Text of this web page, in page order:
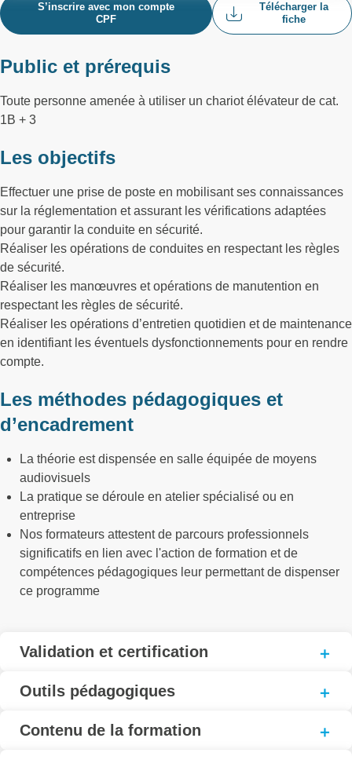
S’inscrire avec mon compte
CPF
Télécharger la
fiche
Public et prérequis
Toute personne amenée à utiliser un chariot élévateur de cat.
1B + 3
Les objectifs
Effectuer une prise de poste en mobilisant ses connaissances
sur la réglementation et assurant les vérifications adaptées
pour garantir la conduite en sécurité.
Réaliser les opérations de conduites en respectant les règles
de sécurité.
Réaliser les manœuvres et opérations de manutention en
respectant les règles de sécurité.
Réaliser les opérations d’entretien quotidien et de maintenance
en identifiant les éventuels dysfonctionnements pour en rendre
compte.
Les méthodes pédagogiques et
d’encadrement
La théorie est dispensée en salle équipée de moyens
audiovisuels
La pratique se déroule en atelier spécialisé ou en
entreprise
Nos formateurs attestent de parcours professionnels
significatifs en lien avec l'action de formation et de
compétences pédagogiques leur permettant de dispenser
ce programme
Validation et certification
Outils pédagogiques
Contenu de la formation